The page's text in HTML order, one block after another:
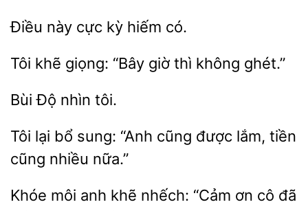
Điều cực có.
khẽ “Bây giờ thì không
nhìn
Tôi bổ sung: “Anh được
tiền
cũng nhiều nữa.”
Khóe môi anh khẽ nhếch: “Cảm
cô đã